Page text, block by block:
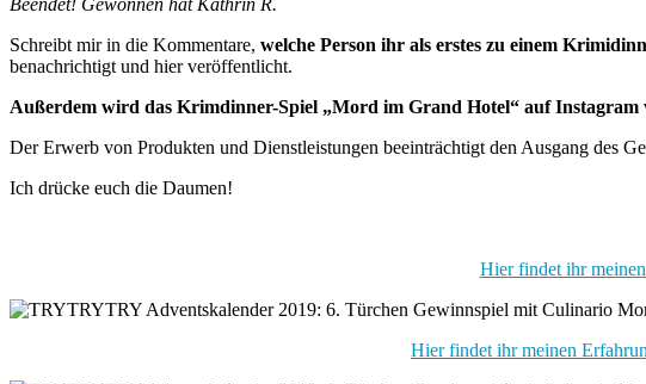
Beendet! Gewonnen hat Kathrin R.
Schreibt mir in die Kommentare, welche Person ihr als erstes zu einem
benachrichtigt und hier veröffentlicht.
Außerdem wird das Krimdinner-Spiel „Mord im Grand Hotel“ auf Instagram
Der Erwerb von Produkten und Dienstleistungen beeinträchtigt den Ausgang des
Ich drücke euch die Daumen!
Hier findet ihr
Hier findet ihr meinen